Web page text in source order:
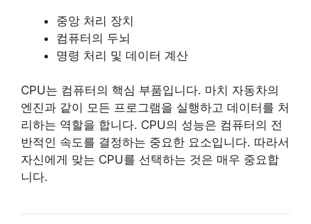
중앙 처리 장치
컴퓨터의 두뇌
명령 처리 및 데이터 계산
CPU는 컴퓨터의 핵심 부품입니다. 마치 자동차의
엔진과 같이 모든 프로그램을 실행하고 데이터를 처
리하는 역할을 합니다. CPU의 성능은 컴퓨터의 전
반적인 속도를 결정하는 중요한 요소입니다. 따라서
자신에게 맞는 CPU를 선택하는 것은 매우 중요합
니다.